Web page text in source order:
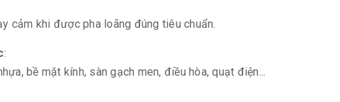
cảm khi được pha loãng đúng tiêu chuẩn.
:
bề mặt kính, sàn gạch men, điều hòa, quạt điện...